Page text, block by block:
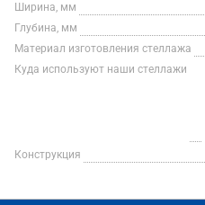
Ширина, мм
Глубина, мм
Материал изготовления стеллажа
Куда используют наши стеллажи
Конструкция